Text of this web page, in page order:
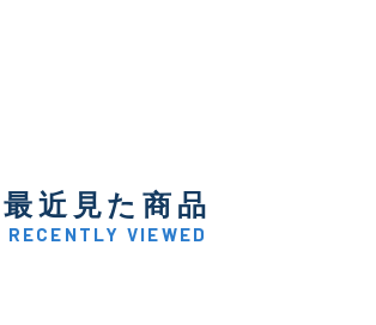
最近見た商品
RECENTLY VIEWED